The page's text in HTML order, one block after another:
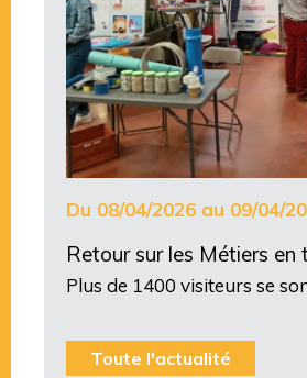
Du 08/04/2026 au 09/04/
Retour sur les Métiers en
Plus de 1400 visiteurs se
Toute l'actualité